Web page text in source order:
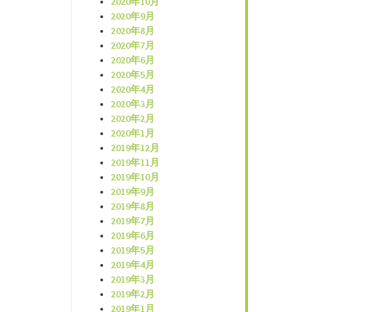
2020年9月
2020年8月
2020年7月
2020年6月
2020年5月
2020年4月
2020年3月
2020年2月
2020年1月
2019年12月
2019年11月
2019年10月
2019年9月
2019年8月
2019年7月
2019年6月
2019年5月
2019年4月
2019年3月
2019年2月
2019年1月